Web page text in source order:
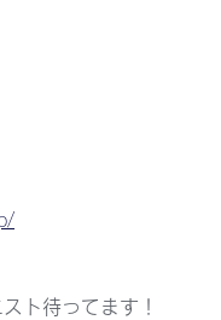
ト待ってます！